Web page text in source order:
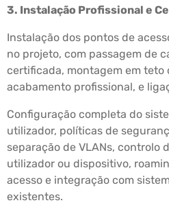
3. Instalação Profissional e
Instalação dos pontos de
no projeto, com passagem de
certificada, montagem em teto
acabamento profissional, e
Configuração completa do
utilizador, políticas de
separação de VLANs, controlo
utilizador ou dispositivo,
acesso e integração com
existentes.